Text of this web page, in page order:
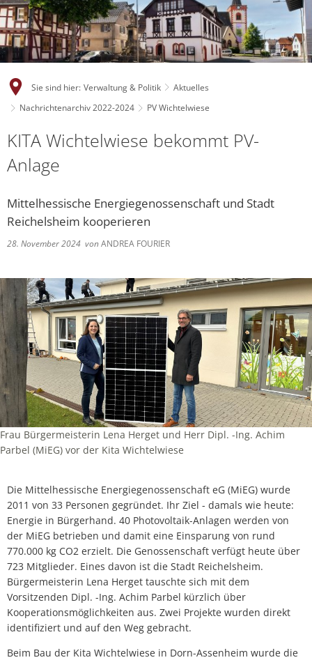
Sie sind hier: Verwaltung & Politik
Aktuelles
Nachrichtenarchiv 2022-2024
PV Wichtelwiese
KITA Wichtelwiese bekommt PV-
Anlage
Mittelhessische Energiegenossenschaft und Stadt
Reichelsheim kooperieren
28. November 2024 vonANDREA FOURIER
Frau Bürgermeisterin Lena Herget und Herr Dipl. -Ing. Achim
Parbel (MiEG) vor der Kita Wichtelwiese
Die Mittelhessische Energiegenossenschaft eG (MiEG) wurde
2011 von 33 Personen gegründet. Ihr Ziel - damals wie heute:
Energie in Bürgerhand. 40 Photovoltaik-Anlagen werden von
der MiEG betrieben und damit eine Einsparung von rund
770.000 kg CO2 erzielt. Die Genossenschaft verfügt heute über
723 Mitglieder. Eines davon ist die Stadt Reichelsheim.
Bürgermeisterin Lena Herget tauschte sich mit dem
Vorsitzenden Dipl. -Ing. Achim Parbel kürzlich über
Kooperationsmöglichkeiten aus. Zwei Projekte wurden direkt
identifiziert und auf den Weg gebracht.
Beim Bau der Kita Wichtelwiese in Dorn-Assenheim wurde die